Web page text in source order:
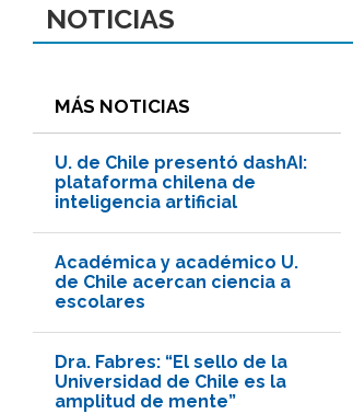
NOTICIAS
MÁS NOTICIAS
U. de Chile presentó dashAI:
plataforma chilena de
inteligencia artificial
Académica y académico U.
de Chile acercan ciencia a
escolares
Dra. Fabres: “El sello de la
Universidad de Chile es la
amplitud de mente”